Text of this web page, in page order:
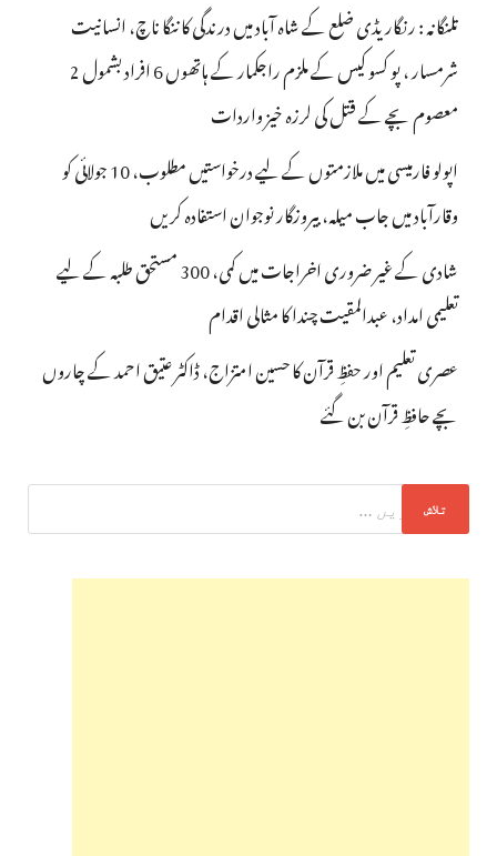
تلنگانہ : رنگاریڈی ضلع کے شاہ آباد میں درندگی کا ننگا ناچ، انسانیت
شرمسار ، پو کسو کیس کے ملزم راجکمار کے ہاتھوں 6 افراد بشمول 2
معصوم بچے کے قتل کی لرزہ خیز واردات
اپولو فارمیسی میں ملازمتوں کے لیے درخواستیں مطلوب، 10 جولائی کو
وقارآباد میں جاب میلہ، بیروزگار نوجوان استفادہ کریں
شادی کے غیر ضروری اخراجات میں کمی، 300 مستحق طلبہ کے لیے
تعلیمی امداد، عبدالمقیت چندا کا مثالی اقدام
عصری تعلیم اور حفظِ قرآن کا حسین امتزاج، ڈاکٹر عتیق احمد کے چاروں
بچے حافظِ قرآن بن گئے